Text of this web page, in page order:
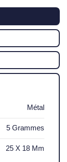
Métal
5 Grammes
25 X 18 Mm